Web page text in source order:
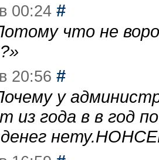
00:24 #
что не
»
20:56 #
у
из года в в год
денег